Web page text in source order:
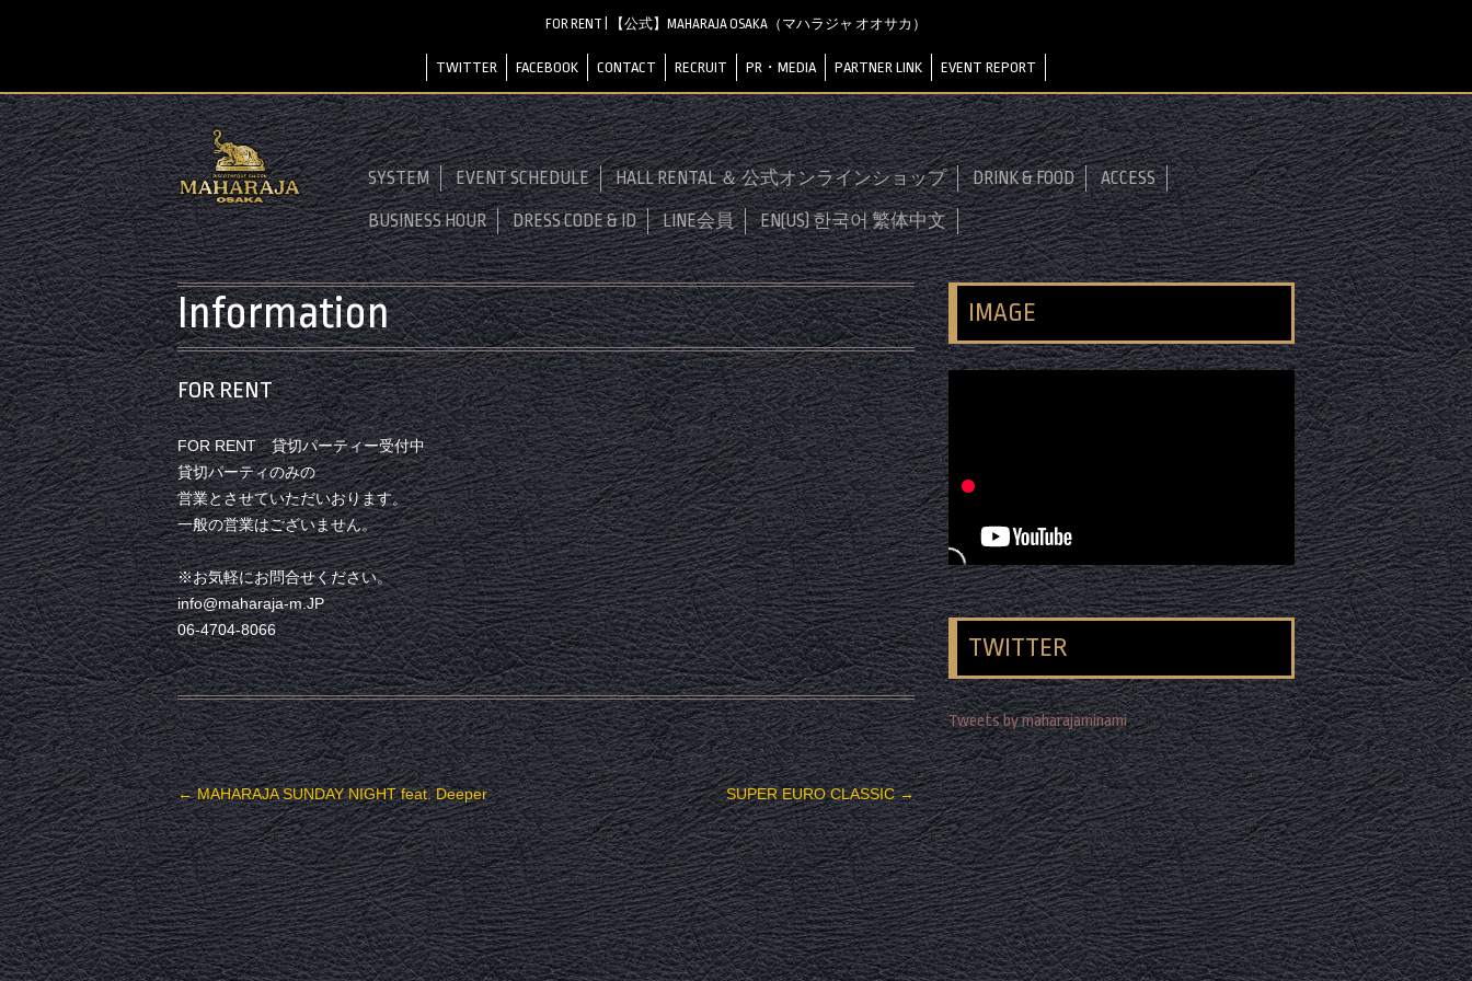
FOR RENT | 【公式】MAHARAJA OSAKA（マハラジャ オオサカ）
TWITTER FACEBOOK CONTACT RECRUIT PR・MEDIA PARTNER LINK EVENT REPORT
SYSTEM EVENT SCHEDULE HALL RENTAL ＆ 公式オンラインショップ DRINK & FOOD ACCESS
BUSINESS HOUR DRESS CODE & ID LINE会員 EN(US) 한국어 繁体中文
Information
FOR RENT
FOR RENT 貸切パーティー受付中
貸切パーティのみの
営業とさせていただいおります。
一般の営業はございません。
※お気軽にお問合せください。
info@maharaja-m.JP
06-4704-8066
投稿ナビゲーション
←MAHARAJA SUNDAY NIGHT feat. Deeper SUPER EURO CLASSIC→
IMAGE
TWITTER
Tweets by maharajaminami